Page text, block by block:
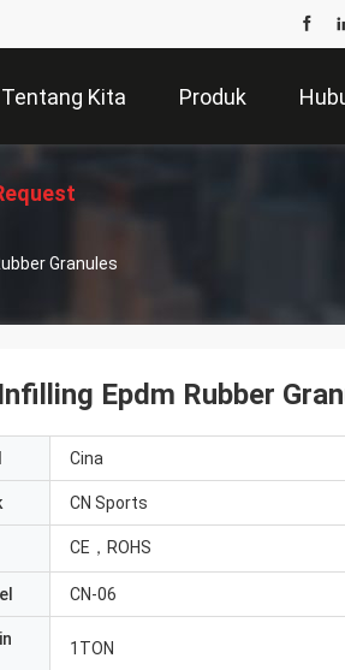
Tentang Kita Produk
Granules
Epdm Rubber
Cina
CN Sports
CE，ROHS
CN-06
1TON